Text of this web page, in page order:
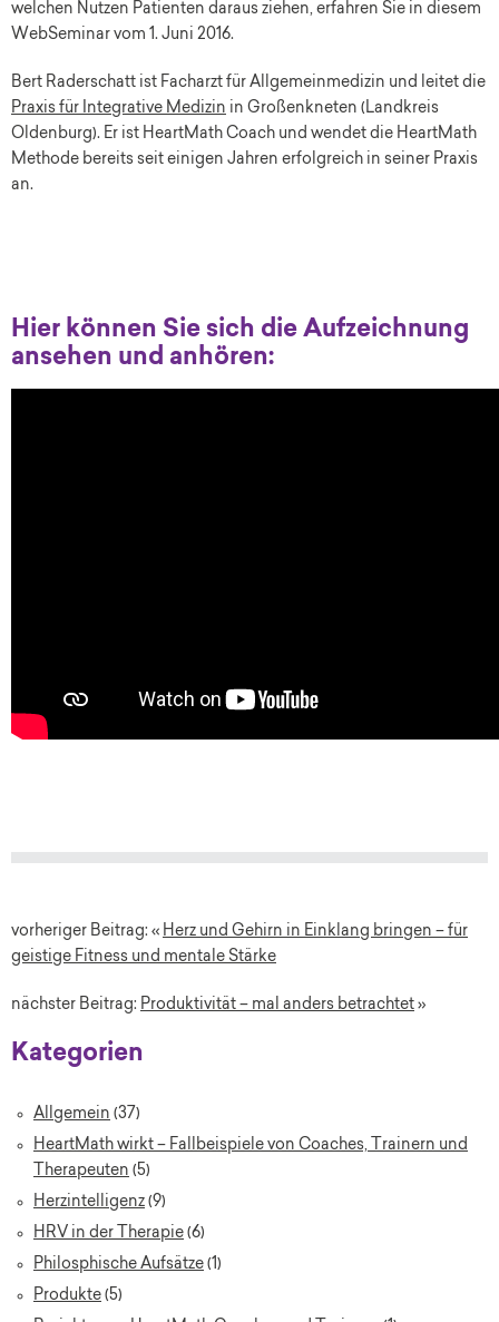
welchen Nutzen Patienten daraus ziehen, erfahren Sie in diesem
WebSeminar vom 1. Juni 2016.
Bert Raderschatt ist Facharzt für Allgemeinmedizin und leitet die
Praxis für Integrative Medizin in Großenkneten (Landkreis
Oldenburg). Er ist HeartMath Coach und wendet die HeartMath
Methode bereits seit einigen Jahren erfolgreich in seiner Praxis
an.
Hier können Sie sich die Aufzeichnung
ansehen und anhören:
vorheriger Beitrag: « Herz und Gehirn in Einklang bringen – für
geistige Fitness und mentale Stärke
nächster Beitrag: Produktivität – mal anders betrachtet »
Kategorien
Allgemein (37)
HeartMath wirkt – Fallbeispiele von Coaches, Trainern und
Therapeuten (5)
Herzintelligenz (9)
HRV in der Therapie (6)
Philosphische Aufsätze (1)
Produkte (5)